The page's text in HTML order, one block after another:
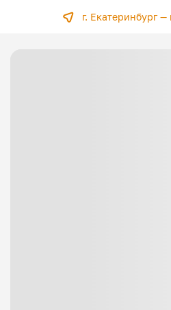
г. Екатеринбург —